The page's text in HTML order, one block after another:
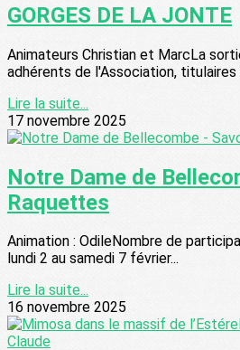
GORGES DE LA JONTE
Animateurs Christian et MarcLa
adhérents de l'Association, titulaires
Lire la suite...
17 novembre 2025
Notre Dame de
Raquettes
Animation : OdileNombre de
lundi 2 au samedi 7 février...
Lire la suite...
16 novembre 2025